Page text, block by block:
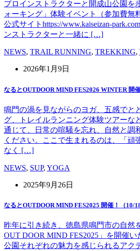
プロインストラクターと開成山公園を
ォーキング」体験イベント（参加費無
公式サイトhttps://www.kaiseizan-
ンストラクターと一緒に […]
NEWS, TRAIL RUNNING, TREKKING,
2026年1月9日
なるとOUTDOOR MIND FES2026 WINTER 開
鳴門の渦を見ながらのヨガ、五感でと
グ、トレイルランニング体験ツアーな
通じて、日常の喧騒を忘れ、自然と調
ください。ここで生まれるのは、「頑
なく […]
NEWS, SUP, YOGA
2025年9月26日
なるとOUTDOOR MIND FES2025 開催！（10/18
昨年に引き続き、徳島県鳴門市の自然
OUT DOOR MIND FES2025」を開催い
公園それぞれの魅力を感じられるアク